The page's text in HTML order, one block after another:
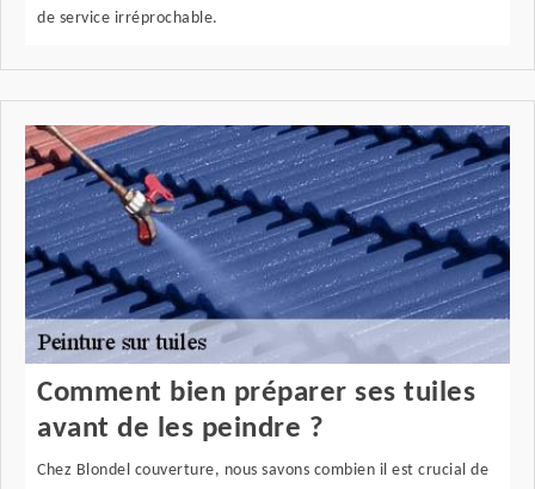
de service irréprochable.
Comment bien préparer ses tuiles
avant de les peindre ?
Chez Blondel couverture, nous savons combien il est crucial de